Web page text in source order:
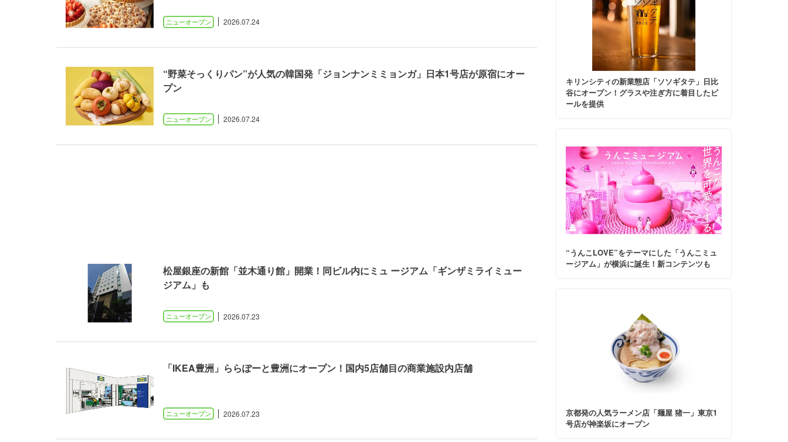
2026.07.24
“野菜そっくりパン”が人気の韓国発「ジョンナンミミョンガ」日本1号店が原宿にオー
プン
2026.07.24
松屋銀座の新館「並木通り館」開業！同ビル内にミュ ージアム「ギンザミライミュー
ジアム」も
2026.07.23
「IKEA豊洲」ららぽーと豊洲にオープン！国内5店舗目の商業施設内店舗
2026.07.23
キリンシティの新業態店「ソソギタテ」日比
谷にオープン！グラスや注ぎ方に着目したビ
ールを提供
“うんこLOVE”をテーマにした「うんこミュ
ージアム」が横浜に誕生！新コンテンツも
京都発の人気ラーメン店「麺屋 猪一」東京1
号店が神楽坂にオープン